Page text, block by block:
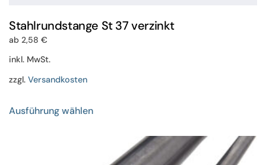
Stahlrundstange St 37 verzinkt
ab 2,58 €
inkl. MwSt.
zzgl. Versandkosten
Ausführung wählenProdukt
Varianten